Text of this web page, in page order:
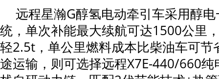
远程星瀚G醇氢电动牵引车采用醇
统，单次补能最大续航可达1500公里
轻2.5t，单公里燃料成本比柴油车可节
途运输，则可选择远程X7E-440/660